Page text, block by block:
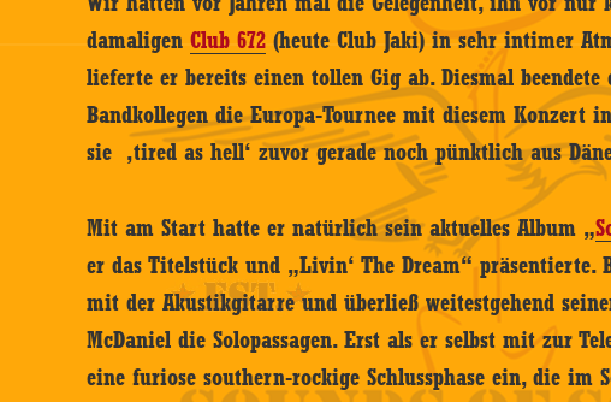
damaligenClub 672 (heute Club Jaki) in sehr intimer
lieferte er bereits einen tollen Gig ab. Diesmal
Bandkollegen die Europa-Tournee mit diesem Konzert
sie ‚tired as hell‘ zuvor gerade noch pünktlich aus
Mit am Start hatte er natürlich sein aktuelles Album „
er das Titelstück und „Livin‘ The Dream“ präsentierte.
mit der Akustikgitarre und überließ weitestgehend
McDaniel die Solopassagen. Erst als er selbst mit zur
eine furiose southern-rockige Schlussphase ein, die im